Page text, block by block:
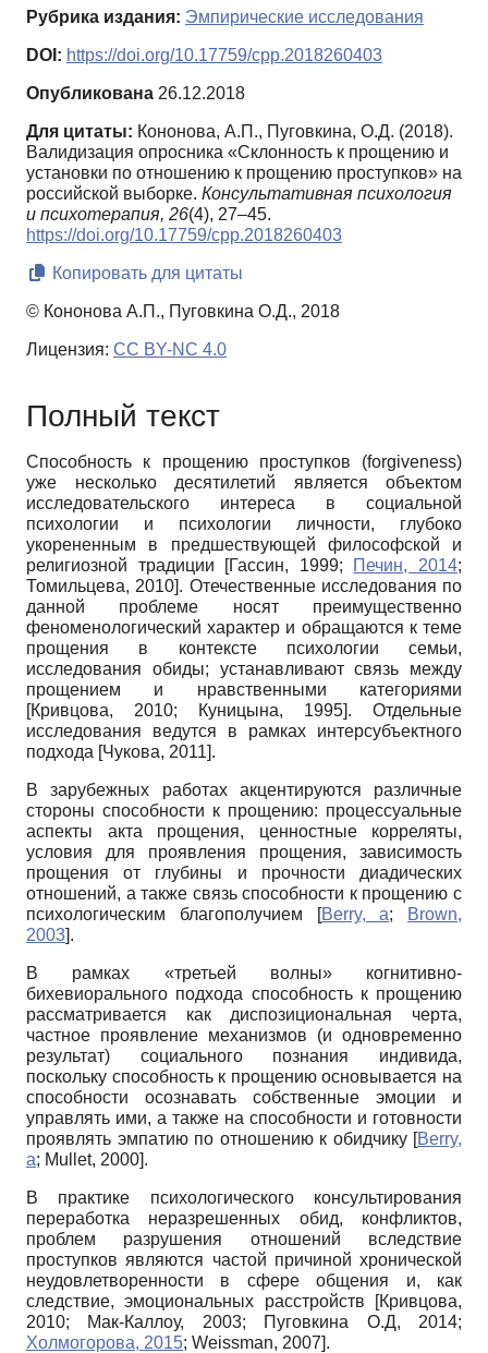
Рубрика издания: Эмпирические исследования
DOI: https://doi.org/10.17759/cpp.2018260403
Опубликована 26.12.2018
Для цитаты: Кононова, А.П., Пуговкина, О.Д. (2018).
Валидизация опросника «Склонность к прощению и
установки по отношению к прощению проступков» на
российской выборке. Консультативная психология
и психотерапия, 26(4), 27–45.
https://doi.org/10.17759/cpp.2018260403
Копировать для цитаты
© Кононова А.П., Пуговкина О.Д., 2018
Лицензия: CC BY-NC 4.0
Полный текст
Способность к прощению проступков (forgiveness)
уже несколько десятилетий является объектом
исследовательского интереса в социальной
психологии и психологии личности, глубоко
укорененным в предшествующей философской и
религиозной традиции
[Гассин, 1999; Печин, 2014;
Томильцева, 2010]. Отечественные исследования по
данной проблеме носят преимущественно
феноменологический характер и обращаются к теме
прощения в контексте психологии семьи,
исследования обиды; устанавливают связь между
прощением и нравственными категориями
[Кривцова, 2010; Куницына, 1995]. Отдельные
исследования ведутся в рамках интерсубъектного
подхода [Чукова, 2011].
В зарубежных работах акцентируются различные
стороны способности к прощению: процессуальные
аспекты акта прощения, ценностные корреляты,
условия для проявления прощения, зависимость
прощения от глубины и прочности диадических
отношений, а также связь способности к прощению с
психологическим благополучием
[Berry, а;
Brown,
2003].
В рамках «третьей волны» когнитивно-
бихевиорального подхода способность к прощению
рассматривается как диспозициональная черта,
частное проявление механизмов (и одновременно
результат) социального познания индивида,
поскольку способность к прощению основывается на
способности осознавать собственные эмоции и
управлять ими, а также на способности и готовности
проявлять эмпатию по отношению к обидчику [Berry,
а; Mullet, 2000].
В практике психологического консультирования
переработка неразрешенных обид, конфликтов,
проблем разрушения отношений вследствие
проступков являются частой причиной хронической
неудовлетворенности в сфере общения и, как
следствие, эмоциональных расстройств
[Кривцова,
2010; Мак-Каллоу, 2003; Пуговкина О.Д, 2014;
Холмогорова, 2015; Weissman, 2007].